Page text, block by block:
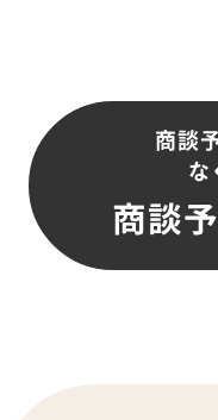
商談
な
商談